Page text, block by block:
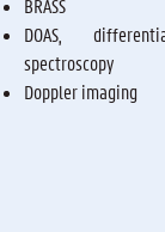
DOAS,
spectroscopy
Doppler imaging